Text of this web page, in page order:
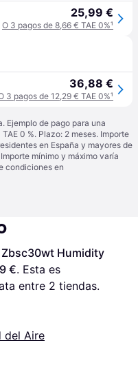
25,99 €
O 3 pagos de 8,66 € TAE 0%¹
36,88 €
3 pagos de 12,29 € TAE 0%¹
Ejemplo de pago para una
0 %. Plazo: 2 meses. Importe
en España y mayores de
mínimo y máximo varía
condiciones en
Zbsc30wt Humidity
€. Esta es
entre 2 tiendas.
del Aire